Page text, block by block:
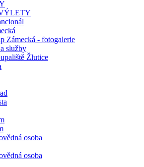
Zámecká - fotogalerie
služby
Žlutice
osoba
osoba